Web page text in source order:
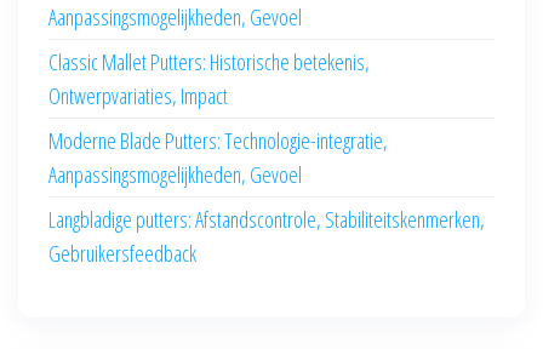
Aanpassingsmogelijkheden, Gevoel
Classic Mallet Putters: Historische betekenis,
Ontwerpvariaties, Impact
Moderne Blade Putters: Technologie-integratie,
Aanpassingsmogelijkheden, Gevoel
Langbladige putters: Afstandscontrole, Stabiliteitskenmerken,
Gebruikersfeedback